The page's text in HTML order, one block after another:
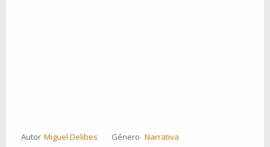
Autor Miguel Delibes Género Narrativa